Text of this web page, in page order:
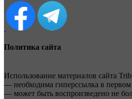
Политика сайта
Использование материалов сайта
— необходима гиперссылка в первом
— может быть воспроизведено не